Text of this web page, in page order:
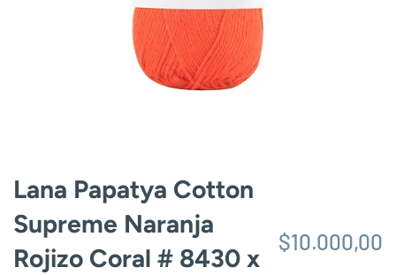
Lana Papatya Cotton
Supreme Naranja
Rojizo Coral # 8430 x
$10.000,00